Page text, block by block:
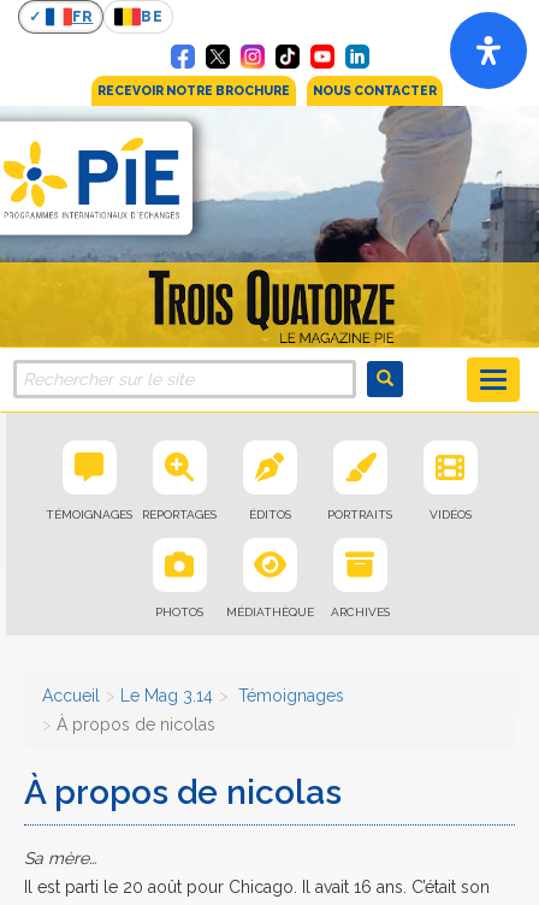
FR BE
RECEVOIR NOTRE BROCHURE NOUS CONTACTER
TÉMOIGNAGES REPORTAGES ÉDITOS PORTRAITS VIDÉOS
PHOTOS MÉDIATHÈQUE ARCHIVES
Accueil Le Mag 3.14
Témoignages
À propos de nicolas
À propos de nicolas
Sa mère…
Il est parti le 20 août pour Chicago. Il avait 16 ans. C’était son